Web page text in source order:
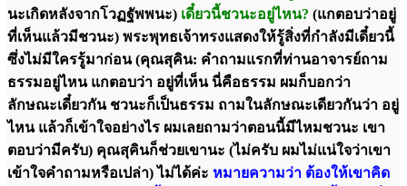
นะเกิดหลังจากโวฏฐัพพนะ) เดี๋ยวนี้ชวนะอยู่ไหน? (แกตอบว่าอยู่
ที่เห็นแล้วมีชวนะ) พระพุทธเจ้าทรงแสดงให้รู้สิ่งที่กำลังมีเดี๋ยวนี้
ซึ่งไม่มีใครรู้มาก่อน (คุณสุคิน: คำถามแรกที่ท่านอาจารย์ถาม
ธรรมอยู่ไหน แกตอบว่า อยู่ที่เห็น นี่คือธรรม ผมก็บอกว่า
ลักษณะเดี๋ยวกัน ชวนะก็เป็นธรรม ถามในลักษณะเดียวกันว่า อยู่
ไหน แล้วก็เข้าใจอย่างไร ผมเลยถามว่าตอนนี้มีไหมชวนะ เขา
ตอบว่ามีครับ) คุณสุคินก็ช่วยเขานะ (ไม่ครับ ผมไม่แน่ใจว่าเขา
เข้าใจคำถามหรือเปล่า) ไม่ได้ค่ะ หมายความว่า ต้องให้เขาคิด